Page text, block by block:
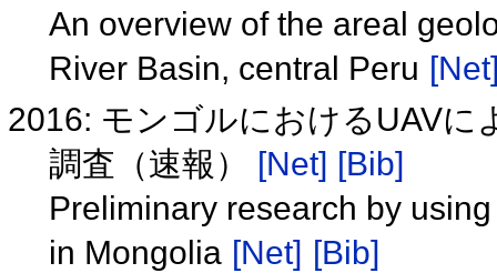
An overview of the areal
River Basin, central Peru
2016: モンゴルにおけるUAVに
調査（速報）
[Net] [Bib]
Preliminary research by
in Mongolia [Net] [Bib]